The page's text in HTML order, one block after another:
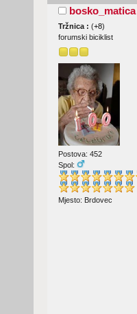
bosko_matica
Tržnica : (+8)
forumski biciklist
Postova: 452
Spol:
Mjesto: Brdovec